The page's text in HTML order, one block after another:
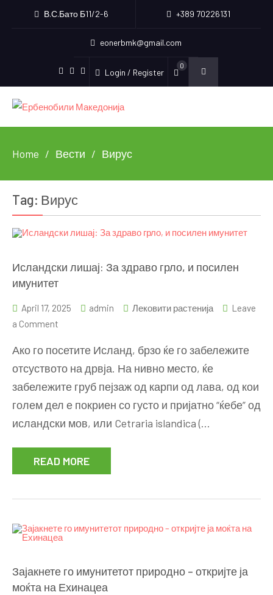
В.С.Бато Б11/2-6 +389 70226131
eonerbmk@gmail.com
Instagram
Youtube
Login / Register
0
Home Вести Вирус
Tag: Вирус
Исландски лишај: За здраво грло, и посилен
имунитет
April 17, 2025 admin Лековити растенија
Leave
a Comment
лишај:
За
здраво
грло,
имунитет
Ако го посетите Исланд, брзо ќе го забележите
отсуството на дрвја. На нивно место, ќе
забележите груб пејзаж од карпи од лава, од кои
голем дел е покриен со густо и пријатно “ќебе” од
исландски мов, или Cetraria islandica (…
READ MORE
Зајакнете го имунитетот природно – откријте ја
моќта на Ехинацеа